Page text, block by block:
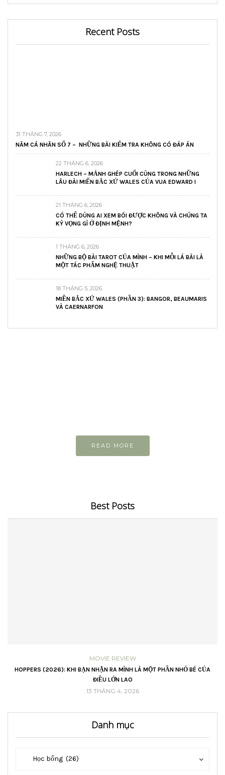
Recent Posts
31 THÁNG 7, 2026
NĂM CÁ NHÂN SỐ 7 – NHỮNG BÀI KIỂM TRA KHÔNG CÓ ĐÁP ÁN
22 THÁNG 6, 2026
HARLECH – MẢNH GHÉP CUỐI CÙNG TRONG NHỮNG
LÂU ĐÀI MIẾN BẮC XỨ WALES CỦA VUA EDWARD I
21 THÁNG 6, 2026
CÓ THỂ DÙNG AI XEM BÓI ĐƯỢC KHÔNG VÀ CHÚNG TA
KỲ VỌNG GÌ Ở ĐỊNH MỆNH?
1 THÁNG 6, 2026
NHỮNG BỘ BÀI TAROT CỦA MÌNH – KHI MỖI LÁ BÀI LÀ
MỘT TÁC PHẨM NGHỆ THUẬT
18 THÁNG 5, 2026
MIỀN BẮC XỨ WALES (PHẦN 3): BANGOR, BEAUMARIS
VÀ CAERNARFON
READ MORE
Best Posts
MOVIE REVIEW
HOPPERS (2026): KHI BẠN NHẬN RA MÌNH LÀ MỘT PHẦN NHỎ BÉ CỦA
ĐIỀU LỚN LAO
13 THÁNG 4, 2026
Danh mục
Học bổng (26)